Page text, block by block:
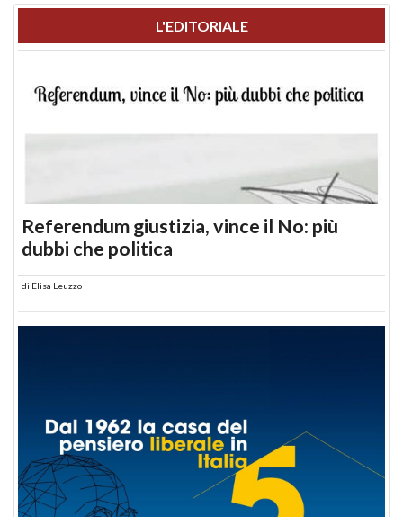
L'EDITORIALE
Referendum giustizia, vince il No: più
dubbi che politica
di Elisa Leuzzo